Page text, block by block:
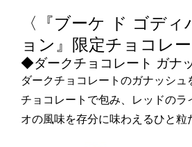
〈『ブーケ ド ゴデ
ョン』限定チョコレー
◆ダークチョコレート ガナ
ダークチョコレートのガナッシュ
チョコレートで包み、レッドのラ
オの風味を存分に味わえるひと粒